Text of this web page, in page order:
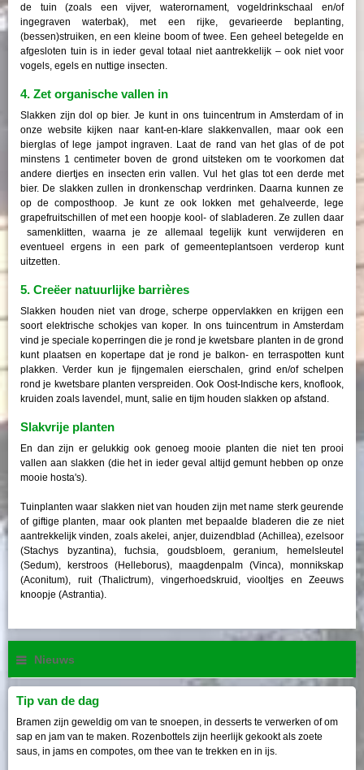
de tuin (zoals een vijver, waterornament, vogeldrinkschaal en/of
ingegraven waterbak), met een rijke, gevarieerde beplanting,
(bessen)struiken, en een kleine boom of twee. Een geheel betegelde en
afgesloten tuin is in ieder geval totaal niet aantrekkelijk – ook niet voor
vogels, egels en nuttige insecten.
4. Zet organische vallen in
Slakken zijn dol op bier. Je kunt in ons tuincentrum in Amsterdam of in
onze website kijken naar kant-en-klare slakkenvallen, maar ook een
bierglas of lege jampot ingraven. Laat de rand van het glas of de pot
minstens 1 centimeter boven de grond uitsteken om te voorkomen dat
andere diertjes en insecten erin vallen. Vul het glas tot een derde met
bier. De slakken zullen in dronkenschap verdrinken. Daarna kunnen ze
op de composthoop. Je kunt ze ook lokken met gehalveerde, lege
grapefruitschillen of met een hoopje kool- of slabladeren. Ze zullen daar
samenklitten, waarna je ze allemaal tegelijk kunt verwijderen en
eventueel ergens in een park of gemeenteplantsoen verderop kunt
uitzetten.
5. Creëer natuurlijke barrières
Slakken houden niet van droge, scherpe oppervlakken en krijgen een
soort elektrische schokjes van koper. In ons tuincentrum in Amsterdam
vind je speciale koperringen die je rond je kwetsbare planten in de grond
kunt plaatsen en kopertape dat je rond je balkon- en terraspotten kunt
plakken. Verder kun je fijngemalen eierschalen, grind en/of schelpen
rond je kwetsbare planten verspreiden. Ook Oost-Indische kers, knoflook,
kruiden zoals lavendel, munt, salie en tijm houden slakken op afstand.
Slakvrije planten
En dan zijn er gelukkig ook genoeg mooie planten die niet ten prooi
vallen aan slakken (die het in ieder geval altijd gemunt hebben op onze
mooie hosta's).
Tuinplanten waar slakken niet van houden zijn met name sterk geurende
of giftige planten, maar ook planten met bepaalde bladeren die ze niet
aantrekkelijk vinden, zoals akelei, anjer, duizendblad (Achillea), ezelsoor
(Stachys byzantina), fuchsia, goudsbloem, geranium, hemelsleutel
(Sedum), kerstroos (Helleborus), maagdenpalm (Vinca), monnikskap
(Aconitum), ruit (Thalictrum), vingerhoedskruid, viooltjes en Zeeuws
knoopje (Astrantia).
Nieuws
Tip van de dag
Bramen zijn geweldig om van te snoepen, in desserts te verwerken of om
sap en jam van te maken. Rozenbottels zijn heerlijk gekookt als zoete
saus, in jams en compotes, om thee van te trekken en in ijs.